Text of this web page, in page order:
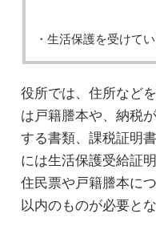
・生活保護を受けて
役所では、住所など
は戸籍謄本や、納税
する書類、課税証明
には生活保護受給証
住民票や戸籍謄本に
以内のものが必要と